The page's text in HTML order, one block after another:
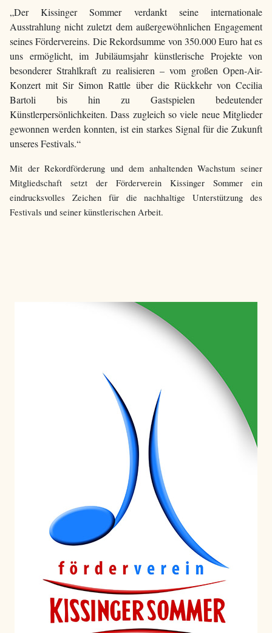
„Der Kissinger Sommer verdankt seine internationale
Ausstrahlung nicht zuletzt dem außergewöhnlichen Engagement
seines Fördervereins. Die Rekordsumme von 350.000 Euro hat es
uns ermöglicht, im Jubiläumsjahr künstlerische Projekte von
besonderer Strahlkraft zu realisieren – vom großen Open-Air-
Konzert mit Sir Simon Rattle über die Rückkehr von Cecilia
Bartoli bis hin zu Gastspielen bedeutender
Künstlerpersönlichkeiten. Dass zugleich so viele neue Mitglieder
gewonnen werden konnten, ist ein starkes Signal für die Zukunft
unseres Festivals.“
Mit der Rekordförderung und dem anhaltenden Wachstum seiner
Mitgliedschaft setzt der Förderverein Kissinger Sommer ein
eindrucksvolles Zeichen für die nachhaltige Unterstützung des
Festivals und seiner künstlerischen Arbeit.